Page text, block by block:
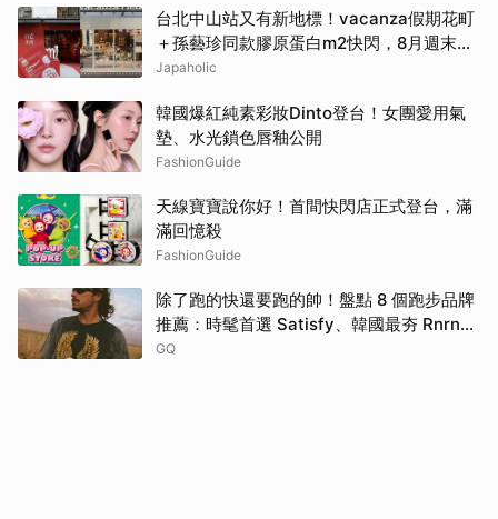
台北中山站又有新地標！vacanza假期花町
＋孫藝珍同款膠原蛋白m2快閃，8月週末必
逛這2大爆款景點
Japaholic
韓國爆紅純素彩妝Dinto登台！女團愛用氣
墊、水光鎖色唇釉公開
FashionGuide
天線寶寶說你好！首間快閃店正式登台，滿
滿回憶殺
FashionGuide
除了跑的快還要跑的帥！盤點 8 個跑步品牌
推薦：時髦首選 Satisfy、韓國最夯 Rnrn
全都要擁有！
GQ